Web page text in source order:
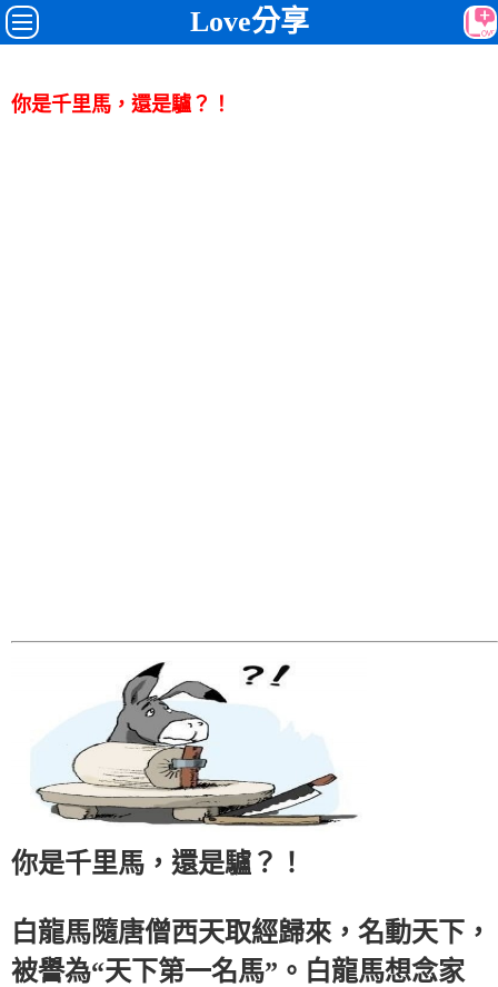
Love分享
你是千里馬，還是驢？！
你是千里馬，還是驢？！
白龍馬隨唐僧西天取經歸來，名動天下，
被譽為“天下第一名馬”。白龍馬想念家